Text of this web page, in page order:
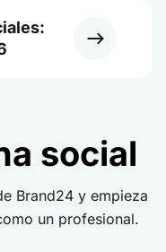
social
Brand24 y empieza
un profesional.